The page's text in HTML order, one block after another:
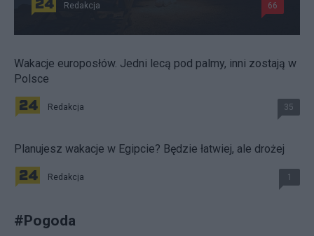
Redakcja 66
Wakacje europosłów. Jedni lecą pod palmy, inni zostają w
Polsce
Redakcja 35
Planujesz wakacje w Egipcie? Będzie łatwiej, ale drożej
Redakcja 1
#Pogoda